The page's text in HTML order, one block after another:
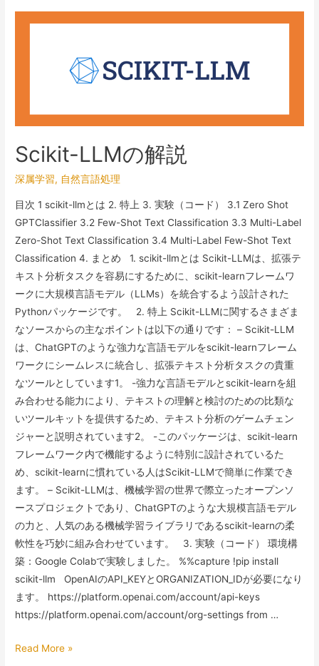
Scikit-LLMの解説
深属学習, 自然言語処理
目次 1 scikit-llmとは 2. 特上 3. 実験（コード） 3.1 Zero Shot
GPTClassifier 3.2 Few-Shot Text Classification 3.3 Multi-Label
Zero-Shot Text Classification 3.4 Multi-Label Few-Shot Text
Classification 4. まとめ 1. scikit-llmとは Scikit-LLMは、拡張テ
キスト分析タスクを容易にするために、scikit-learnフレームワ
ークに大規模言語モデル（LLMs）を統合するよう設計された
Pythonパッケージです。 2. 特上 Scikit-LLMに関するさまざま
なソースからの主なポイントは以下の通りです： – Scikit-LLM
は、ChatGPTのような強力な言語モデルをscikit-learnフレーム
ワークにシームレスに統合し、拡張テキスト分析タスクの貴重
なツールとしています​1​。 -強力な言語モデルとscikit-learnを組
み合わせる能力により、テキストの理解と検討のための比類な
いツールキットを提供するため、テキスト分析のゲームチェン
ジャーと説明されています​2​。 -このパッケージは、scikit-learn
フレームワーク内で機能するように特別に設計されているた
め、scikit-learnに慣れている人はScikit-LLMで簡単に作業でき
ます​。 – Scikit-LLMは、機械学習の世界で際立ったオープンソ
ースプロジェクトであり、ChatGPTのような大規模言語モデル
の力と、人気のある機械学習ライブラリであるscikit-learnの柔
軟性を巧妙に組み合わせています​。 3. 実験（コード） 環境構
築：Google Colabで実験しました。 %%capture !pip install
scikit-llm OpenAIのAPI_KEYとORGANIZATION_IDが必要になり
ます。 https://platform.openai.com/account/api-keys
https://platform.openai.com/account/org-settings from …
Scikit-
Read More »